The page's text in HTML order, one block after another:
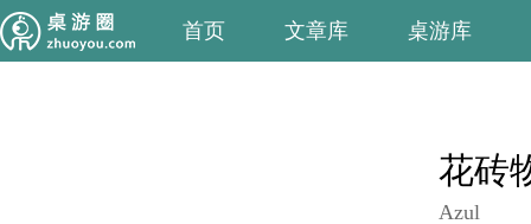
首页 文章库 桌游库
花砖
Azul